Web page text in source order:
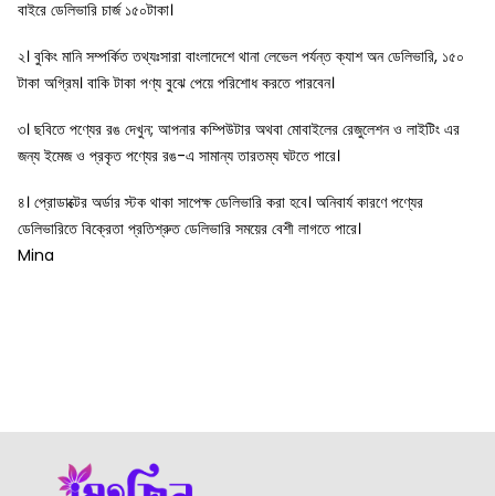
বাইরে ডেলিভারি চার্জ ১৫০টাকা।
২। বুকিং মানি সম্পর্কিত তথ্যঃসারা বাংলাদেশে থানা লেভেল পর্যন্ত ক্যাশ অন ডেলিভারি, ১৫০
টাকা অগ্রিম। বাকি টাকা পণ্য বুঝে পেয়ে পরিশোধ করতে পারবেন।
৩। ছবিতে পণ্যের রঙ দেখুন; আপনার কম্পিউটার অথবা মোবাইলের রেজুলেশন ও লাইটিং এর
জন্য ইমেজ ও প্রকৃত পণ্যের রঙ-এ সামান্য তারতম্য ঘটতে পারে।
৪। প্রোডাক্টের অর্ডার স্টক থাকা সাপেক্ষ ডেলিভারি করা হবে। অনিবার্য কারণে পণ্যের
ডেলিভারিতে বিক্রেতা প্রতিশ্রুত ডেলিভারি সময়ের বেশী লাগতে পারে।
Mina